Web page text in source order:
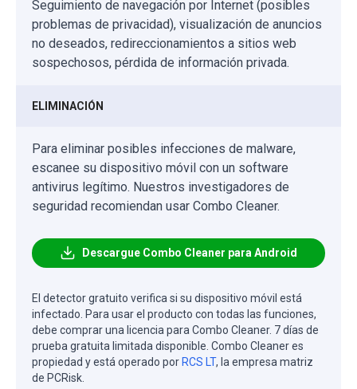
Seguimiento de navegación por Internet (posibles
problemas de privacidad), visualización de anuncios
no deseados, redireccionamientos a sitios web
sospechosos, pérdida de información privada.
ELIMINACIÓN
Para eliminar posibles infecciones de malware,
escanee su dispositivo móvil con un software
antivirus legítimo. Nuestros investigadores de
seguridad recomiendan usar Combo Cleaner.
Descargue Combo Cleaner para Android
El detector gratuito verifica si su dispositivo móvil está
infectado. Para usar el producto con todas las funciones,
debe comprar una licencia para Combo Cleaner. 7 días de
prueba gratuita limitada disponible. Combo Cleaner es
propiedad y está operado porRCS LT, la empresa matriz
de PCRisk.